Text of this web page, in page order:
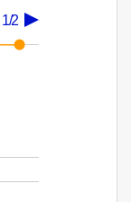
1/2